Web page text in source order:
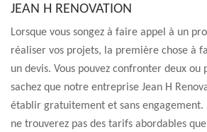
JEAN H RENOVATION
Lorsque vous songez à faire appel à un
réaliser vos projets, la première chose à
un devis. Vous pouvez confronter deux ou
sachez que notre entreprise Jean H
établir gratuitement et sans engagement.
ne trouverez pas des tarifs abordables